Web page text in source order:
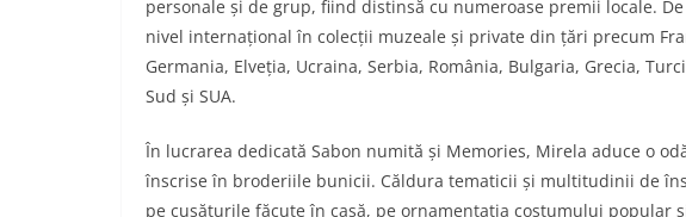
personale și de grup, fiind distinsă cu numeroase premii locale.
nivel internațional în colecții muzeale și private din țări precum
Germania, Elveția, Ucraina, Serbia, România, Bulgaria, Grecia,
Sud și SUA.
În lucrarea dedicată Sabon numită și Memories, Mirela aduce o
înscrise în broderiile bunicii. Căldura tematicii și multitudinii de
pe cusăturile făcute în casă, pe ornamentația costumului popular